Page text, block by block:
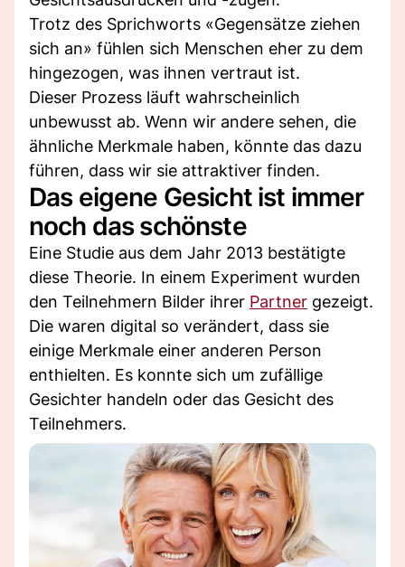
Trotz des Sprichworts «Gegensätze ziehen
sich an» fühlen sich Menschen eher zu dem
hingezogen, was ihnen vertraut ist.
Dieser Prozess läuft wahrscheinlich
unbewusst ab. Wenn wir andere sehen, die
ähnliche Merkmale haben, könnte das dazu
führen, dass wir sie attraktiver finden.
Das eigene Gesicht ist immer
noch das schönste
Eine Studie aus dem Jahr 2013 bestätigte
diese Theorie. In einem Experiment wurden
den Teilnehmern Bilder ihrer Partner gezeigt.
Die waren digital so verändert, dass sie
einige Merkmale einer anderen Person
enthielten. Es konnte sich um zufällige
Gesichter handeln oder das Gesicht des
Teilnehmers.